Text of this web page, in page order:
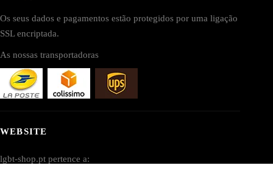
Os seus dados e pagamentos estão protegidos por uma ligação
SSL encriptada.
As nossas transportadoras
WEBSITE
lgbt-shop.pt pertence a: